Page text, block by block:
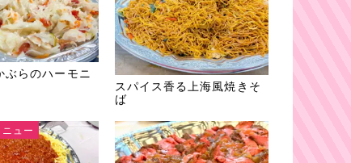
ぶらのハーモニ
スパイス香る上海風焼きそ
ば
ュー